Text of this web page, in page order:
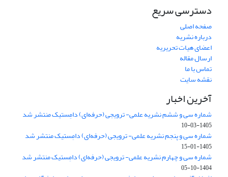
دسترسی سریع
صفحه اصلی
درباره نشریه
اعضای هیات تحریریه
ارسال مقاله
تماس با ما
نقشه سایت
آخرین اخبار
شماره سی و ششم نشریه علمی- ترویجی (حرفه‌ای) دامِستیک منتشر شد
1405-03-10
شماره سی و پنجم نشریه علمی- ترویجی (حرفه‌ای) دامِستیک منتشر شد
1405-01-15
شماره سی و چهارم نشریه علمی- ترویجی (حرفه‌ای) دامِستیک منتشر شد
1404-10-05